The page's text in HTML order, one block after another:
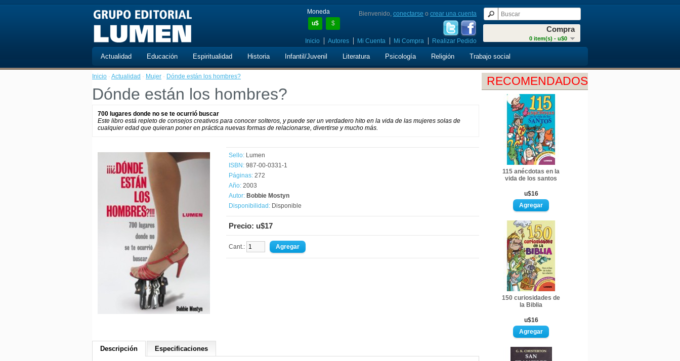
Moneda
u$
$
Compra
0 item(s) - u$0
Bienvenido, conectarse o crear una cuenta
Inicio Autores Mi Cuenta Mi Compra Realizar Pedido
Actualidad Educación Espiritualidad Historia Infantil/Juvenil Literatura Psicología Religión Trabajo social
RECOMENDADOS
115 anécdotas en la
vida de los santos
u$16
150 curiosidades de
la Biblia
u$16
Inicio · Actualidad · Mujer · Dónde están los hombres?
Dónde están los hombres?
700 lugares donde no se te ocurrió buscar
Este libro está repleto de consejos creativos para conocer solteros, y puede ser un verdadero hito en la vida de las mujeres solas de
cualquier edad que quieran poner en práctica nuevas formas de relacionarse, divertirse y mucho más.
Sello: Lumen
ISBN: 987-00-0331-1
Páginas: 272
Año: 2003
Autor: Bobbie Mostyn
Disponibilidad: Disponible
Precio: u$17
Cant.:
Descripción Especificaciones